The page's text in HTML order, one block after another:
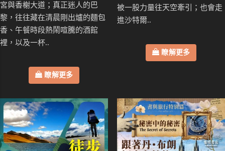
宮與香榭大道；真正迷人的巴
黎，往往藏在清晨剛出爐的麵包
香、午餐時段熱鬧喧騰的酒館
裡，以及一杯..
瞭解更多
被一股力量往天空牽引；也會走
進沙特爾..
瞭解更多